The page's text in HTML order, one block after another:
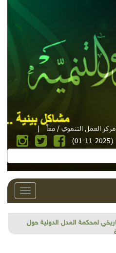
العمل التنموي / معاً
|
Toggle
تحتية وحلويات قبيحة
و"سيباط"